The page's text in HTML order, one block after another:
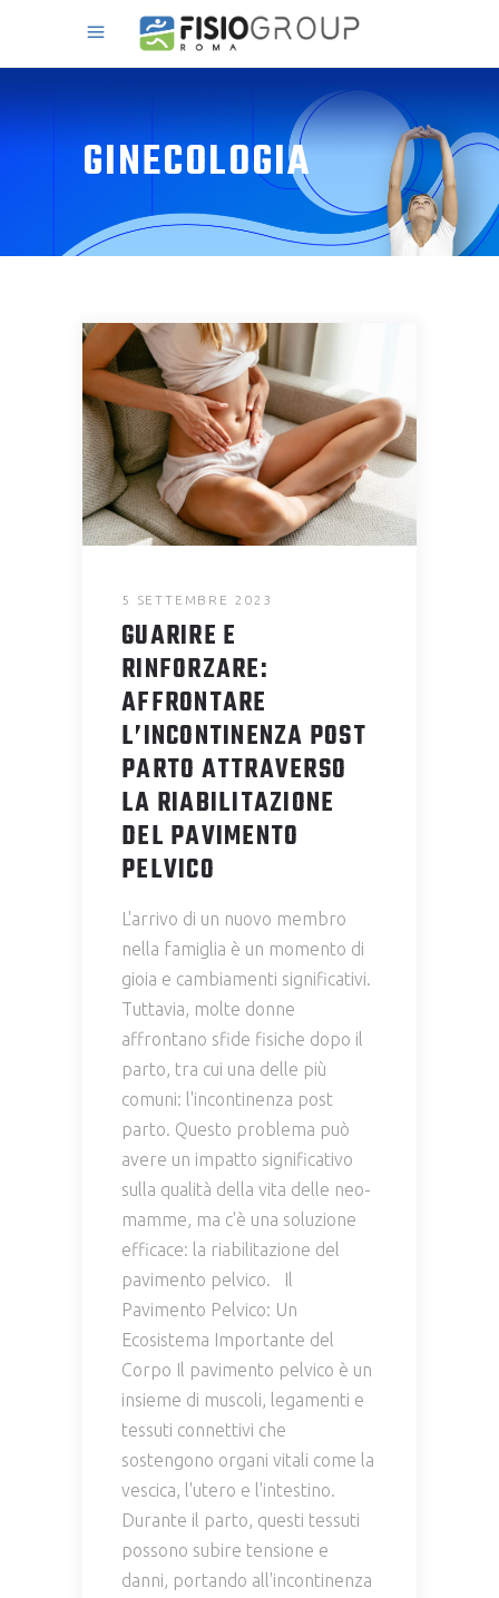
GINECOLOGIA
5 SETTEMBRE 2023
GUARIRE E
RINFORZARE:
AFFRONTARE
L’INCONTINENZA POST
PARTO ATTRAVERSO
LA RIABILITAZIONE
DEL PAVIMENTO
PELVICO
L'arrivo di un nuovo membro
nella famiglia è un momento di
gioia e cambiamenti significativi.
Tuttavia, molte donne
affrontano sfide fisiche dopo il
parto, tra cui una delle più
comuni: l'incontinenza post
parto. Questo problema può
avere un impatto significativo
sulla qualità della vita delle neo-
mamme, ma c'è una soluzione
efficace: la riabilitazione del
pavimento pelvico. Il
Pavimento Pelvico: Un
Ecosistema Importante del
Corpo Il pavimento pelvico è un
insieme di muscoli, legamenti e
tessuti connettivi che
sostengono organi vitali come la
vescica, l'utero e l'intestino.
Durante il parto, questi tessuti
possono subire tensione e
danni, portando all'incontinenza